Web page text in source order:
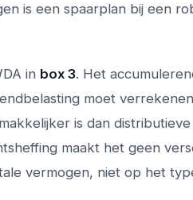
is een spaarplan bij een
in box 3. Het
moet
is dan
maakt het geen
vermogen, niet op het